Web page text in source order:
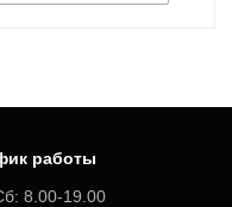
работы
8.00-19.00